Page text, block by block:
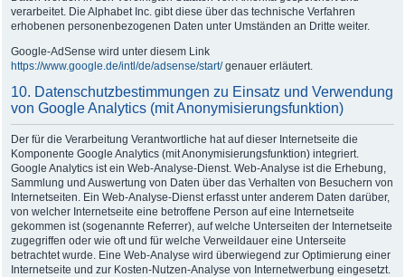
verarbeitet. Die Alphabet Inc. gibt diese über das technische Verfahren
erhobenen personenbezogenen Daten unter Umständen an Dritte weiter.
Google-AdSense wird unter diesem Link
https://www.google.de/intl/de/adsense/start/genauer erläutert.
10. Datenschutzbestimmungen zu Einsatz und Verwendung
von Google Analytics (mit Anonymisierungsfunktion)
Der für die Verarbeitung Verantwortliche hat auf dieser Internetseite die
Komponente Google Analytics (mit Anonymisierungsfunktion) integriert.
Google Analytics ist ein Web-Analyse-Dienst. Web-Analyse ist die Erhebung,
Sammlung und Auswertung von Daten über das Verhalten von Besuchern von
Internetseiten. Ein Web-Analyse-Dienst erfasst unter anderem Daten darüber,
von welcher Internetseite eine betroffene Person auf eine Internetseite
gekommen ist (sogenannte Referrer), auf welche Unterseiten der Internetseite
zugegriffen oder wie oft und für welche Verweildauer eine Unterseite
betrachtet wurde. Eine Web-Analyse wird überwiegend zur Optimierung einer
Internetseite und zur Kosten-Nutzen-Analyse von Internetwerbung eingesetzt.